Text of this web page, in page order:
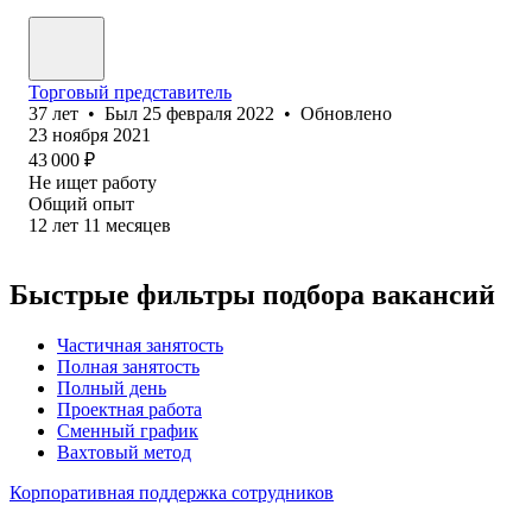
Торговый представитель
37 лет • Был 25 февраля 2022 • Обновлено
23 ноября 2021
43 000 ₽
Не ищет работу
Общий опыт
12 лет 11 месяцев
Быстрые фильтры подбора вакансий
Частичная занятость
Полная занятость
Полный день
Проектная работа
Сменный график
Вахтовый метод
Корпоративная поддержка сотрудников